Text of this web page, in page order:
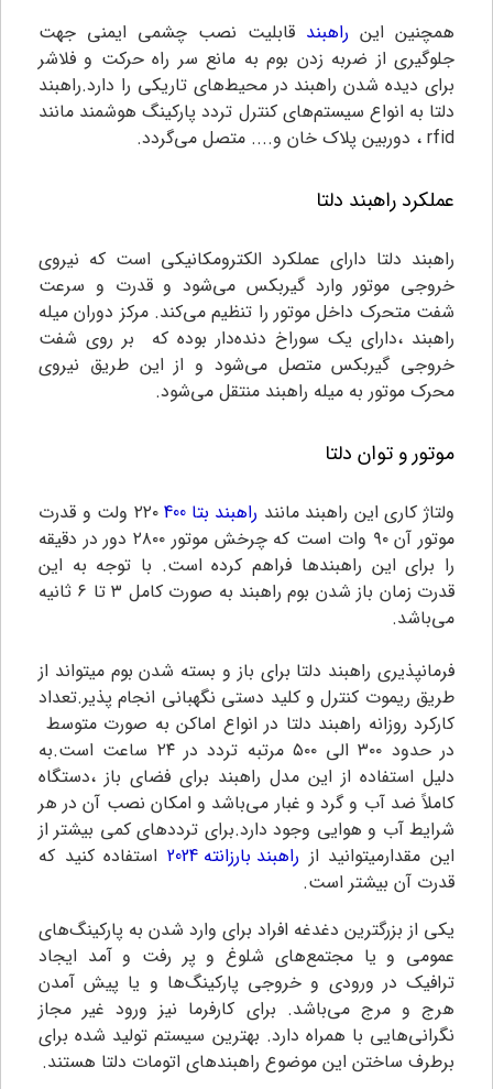
همچنین این راهبند قابلیت نصب چشمی ایمنی جهت
جلوگیری از ضربه زدن بوم به مانع سر راه حرکت و فلاشر
برای دیده شدن راهبند در محیط‌های تاریکی را دارد.راهبند
دلتا به انواع سیستم‌های کنترل تردد پارکینگ هوشمند مانند
rfid ، دوربین پلاک خان و.... متصل می‌گردد.
عملکرد راهبند دلتا
راهبند دلتا دارای عملکرد الکترومکانیکی است که نیروی
خروجی موتور وارد گیربکس می‌شود و قدرت و سرعت
شفت متحرک داخل موتور را تنظیم می‌کند. مرکز دوران میله
راهبند ،دارای یک سوراخ دنده‌دار بوده که بر روی شفت
خروجی گیربکس متصل می‌شود و از این طریق نیروی
محرک موتور به میله راهبند منتقل می‌شود.
موتور و توان دلتا
ولتاژ کاری این راهبند مانند راهبند بتا 400
۲۲۰ ولت و قدرت
موتور آن ۹۰ وات است که چرخش موتور ۲۸۰۰ دور در دقیقه
را برای این راهبندها فراهم کرده است. با توجه به این
قدرت زمان باز شدن بوم راهبند به صورت کامل ۳ تا ۶ ثانیه
می‌باشد.
فرمانپذیری راهبند دلتا برای باز و بسته شدن بوم میتواند از
طریق ریموت کنترل و کلید دستی نگهبانی انجام پذیر.تعداد
کارکرد روزانه راهبند دلتا در انواع اماکن به صورت متوسط
در حدود ۳۰۰ الی ۵۰۰ مرتبه تردد در ۲۴ ساعت است.به
دلیل استفاده از این مدل راهبند برای فضای باز ،دستگاه
کاملاً ضد آب و گرد و غبار می‌باشد و امکان نصب آن در هر
شرایط آب و هوایی وجود دارد.برای ترددهای کمی بیشتر از
این مقدارمیتوانید از راهبند بارزانته 2024
استفاده کنید که
قدرت آن بیشتر است.
یکی از بزرگترین دغدغه افراد برای وارد شدن به پارکینگ‌های
عمومی و یا مجتمع‌های شلوغ و پر رفت و آمد ایجاد
ترافیک در ورودی و خروجی پارکینگ‌ها و یا پیش آمدن
هرج و مرج می‌باشد. برای کارفرما نیز ورود غیر مجاز
نگرانی‌هایی با همراه دارد. بهترین سیستم تولید شده برای
برطرف ساختن این موضوع راهبندهای اتومات دلتا هستند.